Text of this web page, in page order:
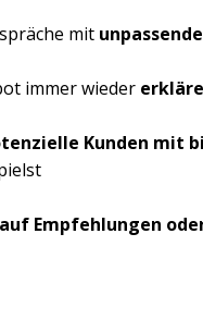
mit
immer wieder
Kunden mit
Empfehlungen